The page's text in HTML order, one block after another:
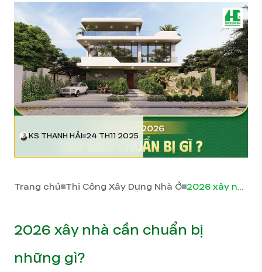
KS THANH HẢI 24 TH11 2025
Trang chủ Thi Công Xây Dựng Nhà Ở 2026 xây nhà cần chuẩn bị những gì?
2026 xây nhà cần chuẩn bị
những gì?